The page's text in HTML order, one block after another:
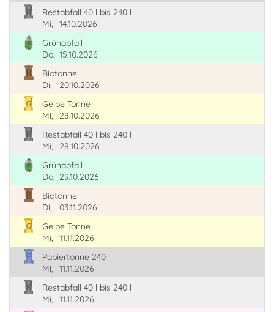
Restabfall 40 l bis 240 l
Mi,
14.10.2026
Grünabfall
Do, 15.10.2026
Biotonne
Di,
20.10.2026
Gelbe Tonne
Mi,
28.10.2026
Restabfall 40 l bis 240 l
Mi,
28.10.2026
Grünabfall
Do, 29.10.2026
Biotonne
Di,
03.11.2026
Gelbe Tonne
Mi,
11.11.2026
Papiertonne 240 l
Mi,
11.11.2026
Restabfall 40 l bis 240 l
Mi,
11.11.2026